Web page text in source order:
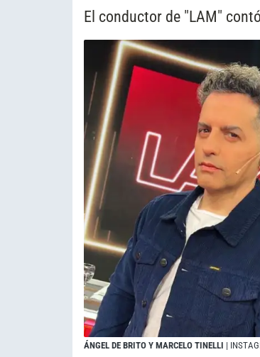
El conductor de "LAM"
ÁNGEL DE BRITO Y MARCELO TINELLI |